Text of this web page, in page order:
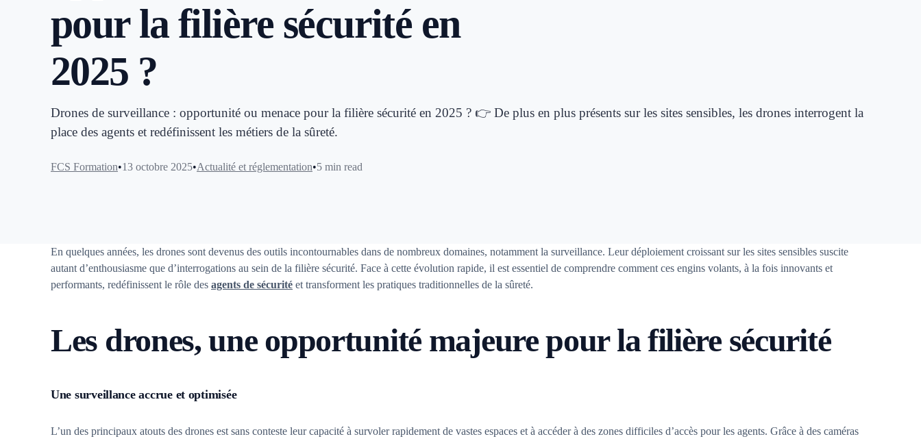
pour la filière sécurité en
2025 ?
Drones de surveillance : opportunité ou menace pour la filière sécurité en 2025 ? 👉 De plus en plus présents sur les sites sensibles, les drones interrogent la
place des agents et redéfinissent les métiers de la sûreté.
FCS Formation 13 octobre 2025 Actualité et réglementation 5 min read
En quelques années, les drones sont devenus des outils incontournables dans de nombreux domaines, notamment la surveillance. Leur déploiement croissant sur les sites sensibles suscite
autant d’enthousiasme que d’interrogations au sein de la filière sécurité. Face à cette évolution rapide, il est essentiel de comprendre comment ces engins volants, à la fois innovants et
performants, redéfinissent le rôle des agents de sécurité et transforment les pratiques traditionnelles de la sûreté.
Les drones, une opportunité majeure pour la filière sécurité
Une surveillance accrue et optimisée
L’un des principaux atouts des drones est sans conteste leur capacité à survoler rapidement de vastes espaces et à accéder à des zones difficiles d’accès pour les agents. Grâce à des caméras